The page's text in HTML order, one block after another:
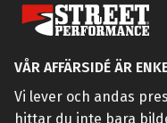
VÅR AFFÄRSIDÉ ÄR
Vi lever och andas
hittar du inte bara